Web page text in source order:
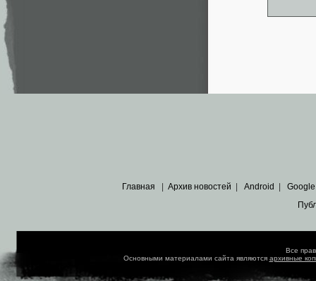
Главная Архив новостей Android Google
Все
Основными материалами сайта являются архивные